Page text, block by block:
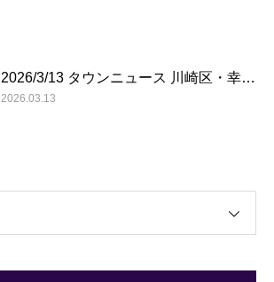
2026/3/13 タウンニュース 川崎区・幸…
2026.03.13